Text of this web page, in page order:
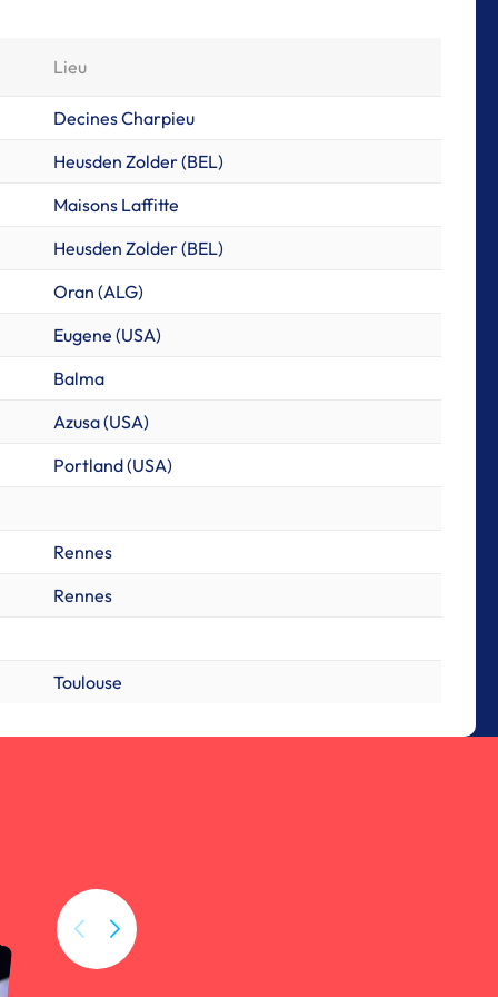
Lieu
Decines Charpieu
Heusden Zolder (BEL)
Maisons Laffitte
Heusden Zolder (BEL)
Oran (ALG)
Eugene (USA)
Balma
Azusa (USA)
Portland (USA)
Rennes
Rennes
Toulouse